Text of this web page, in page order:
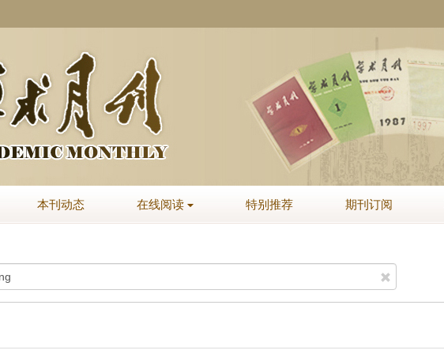
本刊动态 在线阅读 特别推荐 期刊订阅